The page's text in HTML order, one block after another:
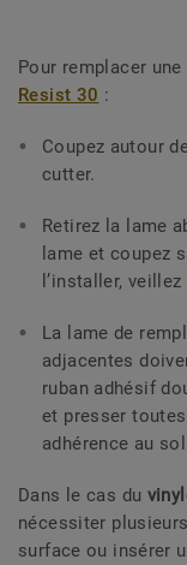
Pour remplacer
Resist 30 :
Coupez autour
cutter.
Retirez la lame
lame et coupez
l’installer,
La lame de
adjacentes
ruban adhésif
et presser
adhérence au
Dans le cas du
nécessiter
surface ou insérer